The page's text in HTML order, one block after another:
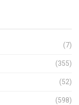
(7)
(355)
(52)
(598)